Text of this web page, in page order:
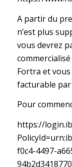
A partir du
n’est plus
vous devrez
Fortra et
facturable
Pour
https://
f0c4-4497-